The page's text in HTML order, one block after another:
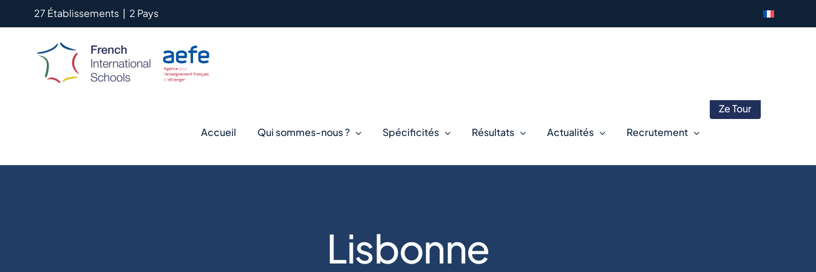
27 Établissements | 2 Pays
Accueil Qui sommes-nous ? Spécificités Résultats Actualités Recrutement
Ze Tour
Lisbonne